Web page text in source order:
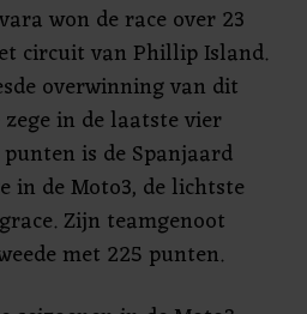
won de race over 23
circuit van Phillip Island.
overwinning van dit
in de laatste vier
is de Spanjaard
in de Moto3, de lichtste
Zijn teamgenoot
met 225 punten.